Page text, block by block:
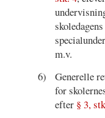
m.v.
6)
Generelle
for
efter § 3,